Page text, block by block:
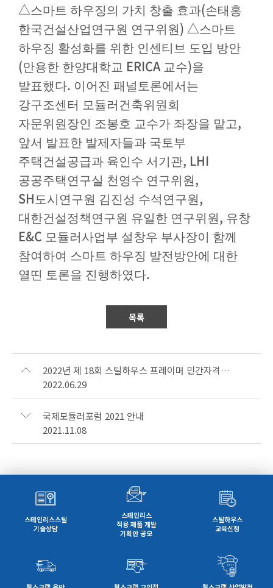
△스마트 하우징의 가치 창출 효과(손태홍
한국건설산업연구원 연구위원 ) △스마트
하우징 활성화를 위한 인센티브 도입 방안
(안용한 한양대학교 ERICA 교수)을
발표했다. 이어진 패널토론에서는
강구조센터 모듈러건축위원회
자문위원장인 조봉호 교수가 좌장을 맡고,
앞서 발표한 발제자들과 국토부
주택건설공급과 육인수 서기관, LHI
공공주택연구실 천영수 연구위원 ,
SH 도시연구원 김진성 수석연구원 ,
대한건설정책연구원 유일한 연구위원 , 유창
E&C 모듈러사업부 설창우 부사장이 함께
참여하여 스마트 하우징 발전방안에 대한
열띤 토론을 진행하였다.
목록
2022년 제 18회 스틸하우스 프레이머 민간자격검정 시행
2022.06.29
국제모듈러포럼 2021 안내
2021.11.08
스테인리스스틸
기술상담
스테인리스
적용 제품 개발
기획안 공모
스틸하우스
교육신청